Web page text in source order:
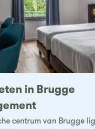
in Brugge
centrum van Brugge